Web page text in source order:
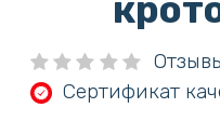
Сертификат